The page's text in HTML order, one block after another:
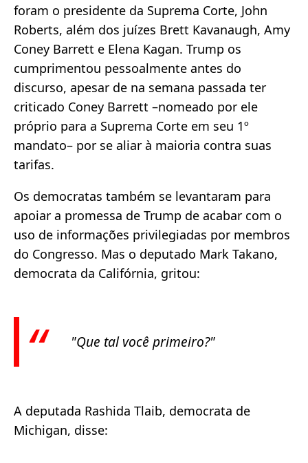
foram o presidente da Suprema Corte, John
Roberts, além dos juízes Brett Kavanaugh, Amy
Coney Barrett e Elena Kagan. Trump os
cumprimentou pessoalmente antes do
discurso, apesar de na semana passada ter
criticado Coney Barrett –nomeado por ele
próprio para a Suprema Corte em seu 1º
mandato– por se aliar à maioria contra suas
tarifas.
Os democratas também se levantaram para
apoiar a promessa de Trump de acabar com o
uso de informações privilegiadas por membros
do Congresso. Mas o deputado Mark Takano,
democrata da Califórnia, gritou:
"Que tal você primeiro?"
A deputada Rashida Tlaib, democrata de
Michigan, disse: